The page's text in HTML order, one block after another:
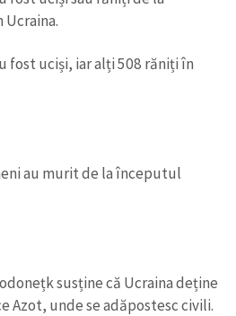
fost uciși, iar alți 508 răniți în
au murit de la începutul
susține că Ucraina deține
Azot, unde se adăpostesc civili.